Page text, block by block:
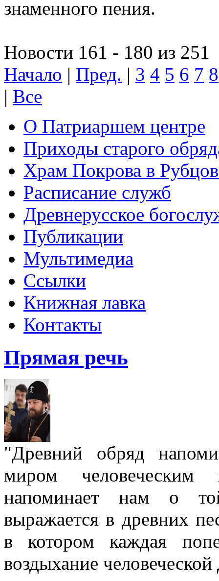
знаменного пения.
Новости 161 - 180 из 251
Начало | Пред. | 3 4 5 6 7 8
| Все
О Патриаршем центре
Приходы старого
Храм Покрова в
Расписание служб
Древнерусское
Публикации
Мультимедиа
Ссылки
Книжная лавка
Контакты
Прямая речь
"Древний обряд
миром
напоминает нам о
выражается в древних
в котором каждая
воздыхание